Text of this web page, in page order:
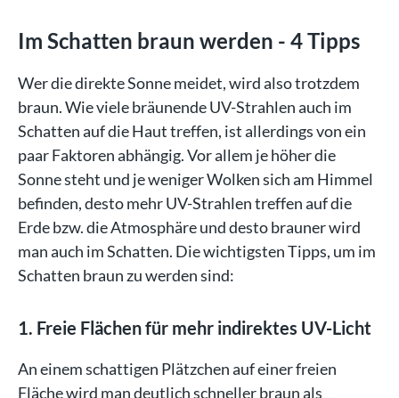
Im Schatten braun werden - 4 Tipps
Wer die direkte Sonne meidet, wird also trotzdem
braun. Wie viele bräunende UV-Strahlen auch im
Schatten auf die Haut treffen, ist allerdings von ein
paar Faktoren abhängig. Vor allem je höher die
Sonne steht und je weniger Wolken sich am Himmel
befinden, desto mehr UV-Strahlen treffen auf die
Erde bzw. die Atmosphäre und desto brauner wird
man auch im Schatten. Die wichtigsten Tipps, um im
Schatten braun zu werden sind:
1. Freie Flächen für mehr indirektes UV-Licht
An einem schattigen Plätzchen auf einer freien
Fläche wird man deutlich schneller braun als